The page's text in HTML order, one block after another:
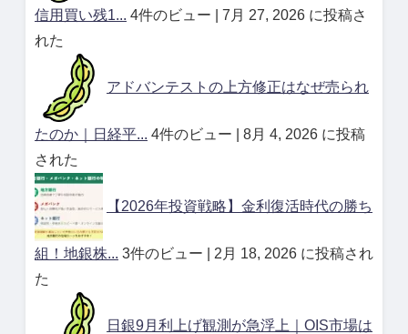
信用買い残1... 4件のビュー
7月 27, 2026 に投稿さ
れた
アドバンテストの上方修正はなぜ売られ
たのか｜日経平... 4件のビュー
8月 4, 2026 に投稿
された
【2026年投資戦略】金利復活時代の勝ち
組！地銀株... 3件のビュー
2月 18, 2026 に投稿され
た
日銀9月利上げ観測が急浮上｜OIS市場は